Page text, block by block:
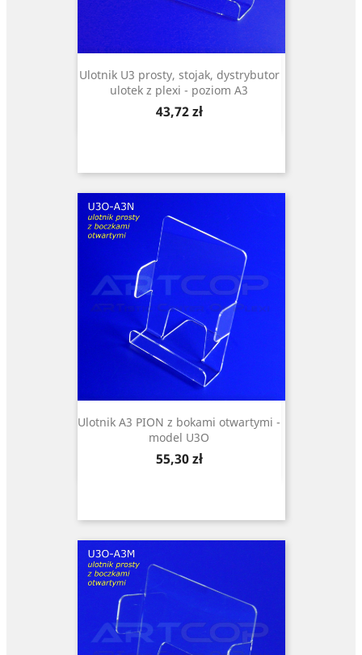
Ulotnik U3 prosty, stojak, dystrybutor
ulotek z plexi - poziom A3
Cena
43,72 zł
Ulotnik A3 PION z bokami otwartymi -
model U3O
Cena
55,30 zł